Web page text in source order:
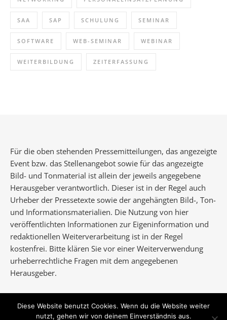
SAA SAP SCHULUNG SEMINAR
SOFTWARE WEB-SEMINAR WEBINAR
WEITERBILDUNG ZEITERFASSUNG
Für die oben stehenden Pressemitteilungen, das angezeigte
Event bzw. das Stellenangebot sowie für das angezeigte
Bild- und Tonmaterial ist allein der jeweils angegebene
Herausgeber verantwortlich. Dieser ist in der Regel auch
Urheber der Pressetexte sowie der angehängten Bild-, Ton-
und Informationsmaterialien. Die Nutzung von hier
veröffentlichten Informationen zur Eigeninformation und
redaktionellen Weiterverarbeitung ist in der Regel
kostenfrei. Bitte klären Sie vor einer Weiterverwendung
urheberrechtliche Fragen mit dem angegebenen
Herausgeber.
Diese Website benutzt Cookies. Wenn du die Website weiter
nutzt, gehen wir von deinem Einverständnis aus.